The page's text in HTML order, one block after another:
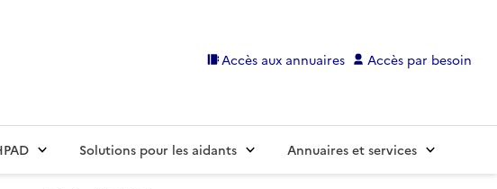
Accès aux annuaires Accès par besoin
Solutions pour les aidants Annuaires et services